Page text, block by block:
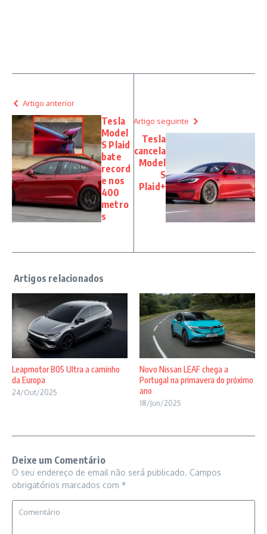
Artigo anterior
Tesla
Model
S Plaid
bate
record
e nos
400
metro
s
Artigo seguinte
Tesla
cancela
Model
S
Plaid+
Leapmotor B05 Ultra a caminho
da Europa
24/Out/2025
Novo Nissan LEAF chega a
Portugal na primavera do próximo
ano
18/Jun/2025
Deixe um Comentário
O seu endereço de email não será publicado. Campos
obrigatórios marcados com *